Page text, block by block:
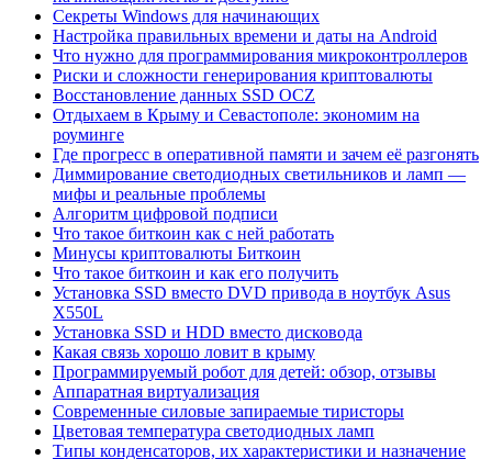
Секреты Windows для начинающих
Настройка правильных времени и даты на Android
Что нужно для программирования микроконтроллеров
Риски и сложности генерирования криптовалюты
Восстановление данных SSD OCZ
Отдыхаем в Крыму и Севастополе: экономим на
роуминге
Где прогресс в оперативной памяти и зачем её разгонять
Диммирование светодиодных светильников и ламп —
мифы и реальные проблемы
Алгоритм цифровой подписи
Что такое биткоин как с ней работать
Минусы криптовалюты Биткоин
Что такое биткоин и как его получить
Установка SSD вместо DVD привода в ноутбук Asus
X550L
Установка SSD и HDD вместо дисковода
Какая связь хорошо ловит в крыму
Программируемый робот для детей: обзор, отзывы
Аппаратная виртуализация
Современные силовые запираемые тиристоры
Цветовая температура светодиодных ламп
Типы конденсаторов, их характеристики и назначение